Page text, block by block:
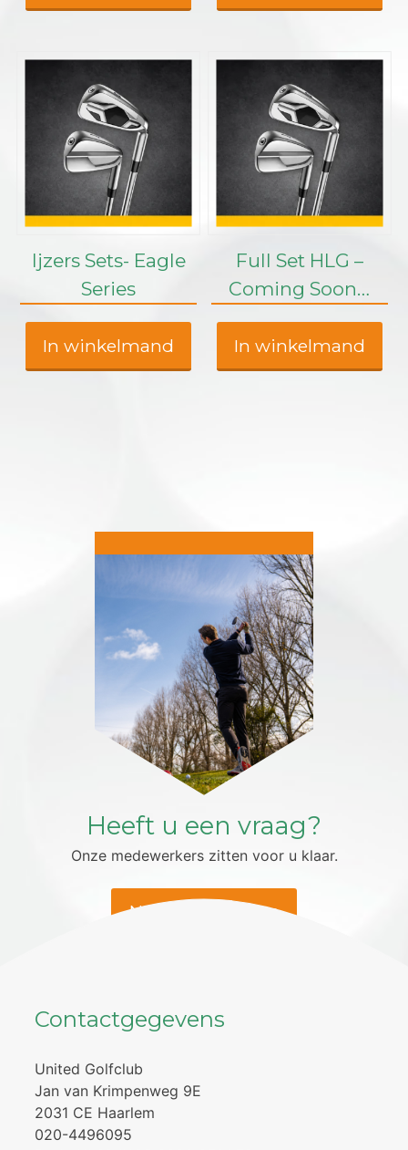
Ijzers Sets- Eagle
Series
In winkelmand
Full Set HLG –
Coming Soon…
In winkelmand
Heeft u een vraag?
Onze medewerkers zitten voor u klaar.
Neem contact op
Contactgegevens
United Golfclub
Jan van Krimpenweg 9E
2031 CE Haarlem
020-4496095